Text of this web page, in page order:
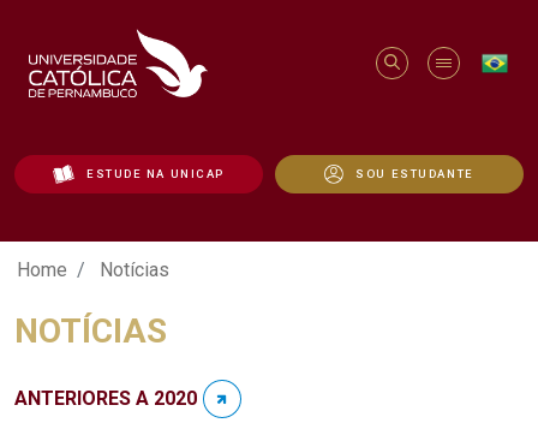
ESTUDE NA UNICAP SOU ESTUDANTE
Notícias - Unicap
Home Notícias
NOTÍCIAS
ANTERIORES A 2020